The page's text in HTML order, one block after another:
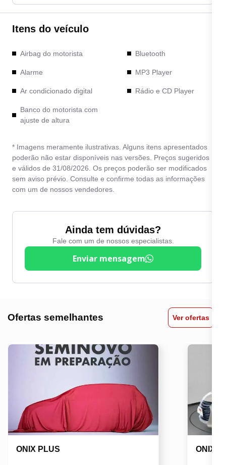
Itens do veículo
Airbag do motorista
Alarme
Ar condicionado digital
Banco do motorista com
ajuste de altura
Bluetooth
MP3 Player
Rádio e CD Player
* Imagens meramente ilustrativas. Alguns itens apresentados
poderão não estar disponíveis nas versões. Preços sugeridos
e válidos de 31/08/2026. Os preços poderão ser modificados
sem aviso prévio. Consulte e confirme todas as informações
com um de nossos vendedores.
Ainda tem dúvidas?
Fale com um de nossos especialistas.
Enviar mensagem
Ofertas semelhantes Ver ofertas
ONIX PLUS ONIX